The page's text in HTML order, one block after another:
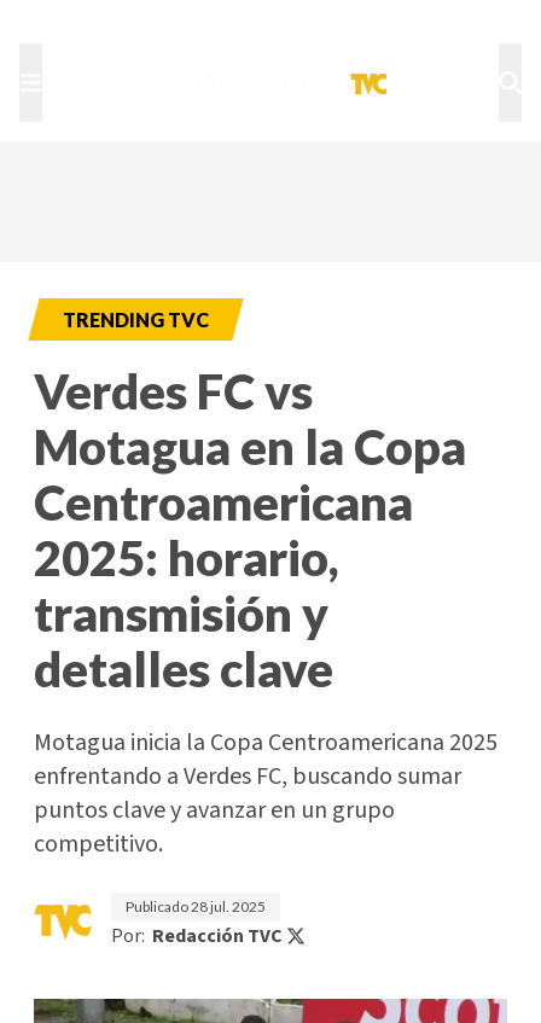
TRENDING TVC
Verdes FC vs
Motagua en la Copa
Centroamericana
2025: horario,
transmisión y
detalles clave
Motagua inicia la Copa Centroamericana 2025
enfrentando a Verdes FC, buscando sumar
puntos clave y avanzar en un grupo
competitivo.
Publicado28 jul. 2025
Por: Redacción TVC